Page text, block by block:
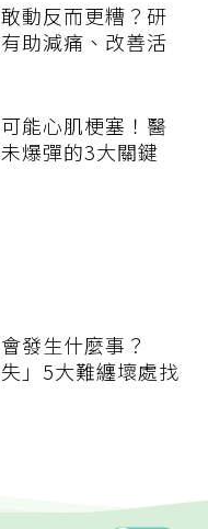
動反而更糟？研
助減痛、改善活
能心肌梗塞！醫
爆彈的3大關鍵
發生什麼事？
失」5大難纏壞處找